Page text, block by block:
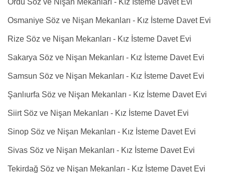
Ordu Söz ve Nişan Mekanları - Kız İsteme Davet Evi
Osmaniye Söz ve Nişan Mekanları - Kız İsteme Davet Evi
Rize Söz ve Nişan Mekanları - Kız İsteme Davet Evi
Sakarya Söz ve Nişan Mekanları - Kız İsteme Davet Evi
Samsun Söz ve Nişan Mekanları - Kız İsteme Davet Evi
Şanlıurfa Söz ve Nişan Mekanları - Kız İsteme Davet Evi
Siirt Söz ve Nişan Mekanları - Kız İsteme Davet Evi
Sinop Söz ve Nişan Mekanları - Kız İsteme Davet Evi
Sivas Söz ve Nişan Mekanları - Kız İsteme Davet Evi
Tekirdağ Söz ve Nişan Mekanları - Kız İsteme Davet Evi